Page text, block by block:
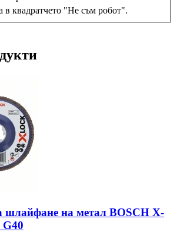
в квадратчето "Не съм робот".
шлайфане на метал BOSCH X-